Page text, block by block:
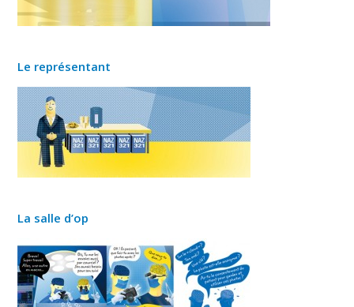
Le représentant
La salle d’op